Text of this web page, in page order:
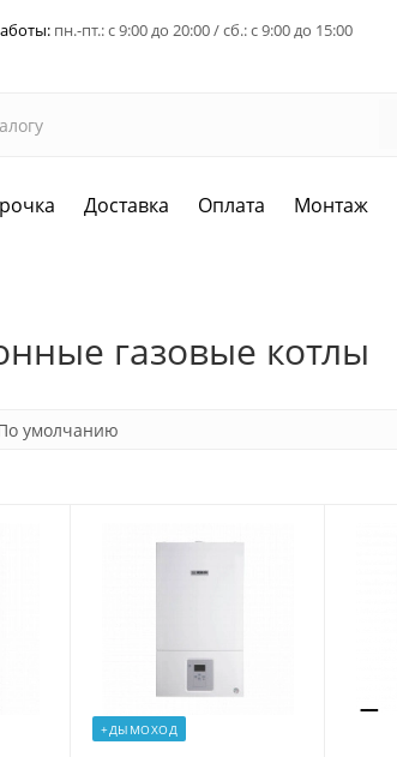
пн.-пт.: с 9:00 до 20:00 / сб.: с 9:00 до 15:00
Доставка Оплата Монтаж
газовые котлы
+ДЫМОХОД